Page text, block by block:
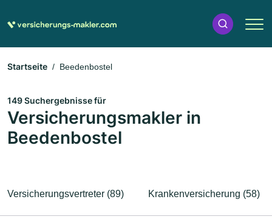
Startseite Beedenbostel
149 Suchergebnisse für
Versicherungsmakler in
Beedenbostel
Versicherungsvertreter (89) Krankenversicherung (58)